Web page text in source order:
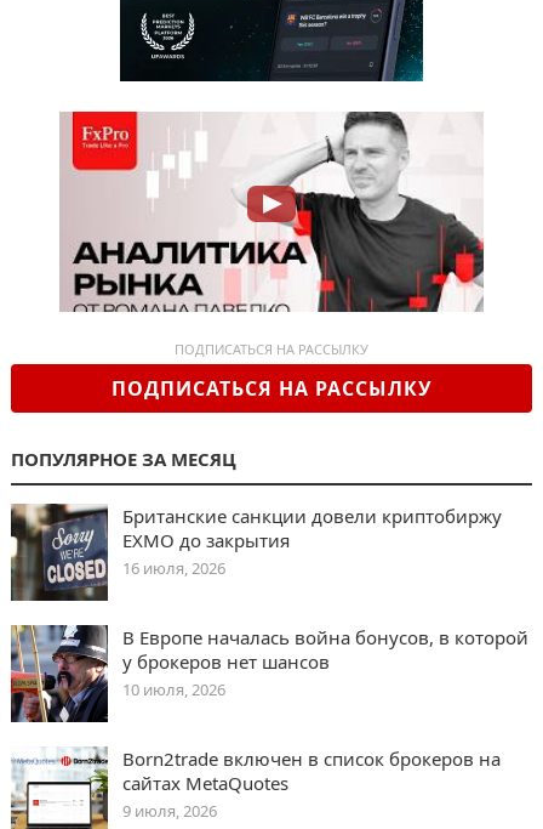
ПОДПИСАТЬСЯ НА РАССЫЛКУ
ПОДПИСАТЬСЯ НА РАССЫЛКУ
ПОПУЛЯРНОЕ ЗА МЕСЯЦ
Британские санкции довели криптобиржу
EXMO до закрытия
16 июля, 2026
В Европе началась война бонусов, в которой
у брокеров нет шансов
10 июля, 2026
Born2trade включен в список брокеров на
сайтах MetaQuotes
9 июля, 2026